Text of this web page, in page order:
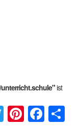
ist
Twitter